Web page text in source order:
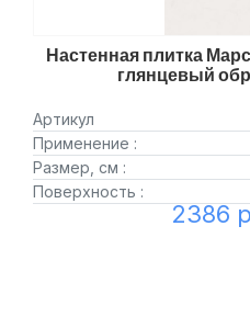
Настенная плитка
глянцевый
Артикул
Применение :
Размер, см :
Поверхность :
2386